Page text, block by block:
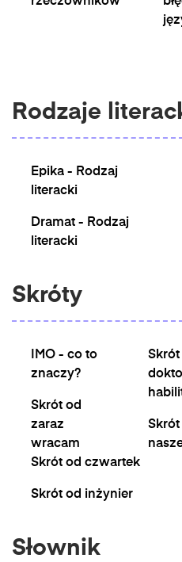
Rodzaje
Epika - Rodzaj
literacki
Dramat - Rodzaj
literacki
Skróty
IMO - co to
znaczy?
Skrót od
zaraz
wracam
Skrót
Skrót
Skrót od czwartek
Skrót od inżynier
Słownik